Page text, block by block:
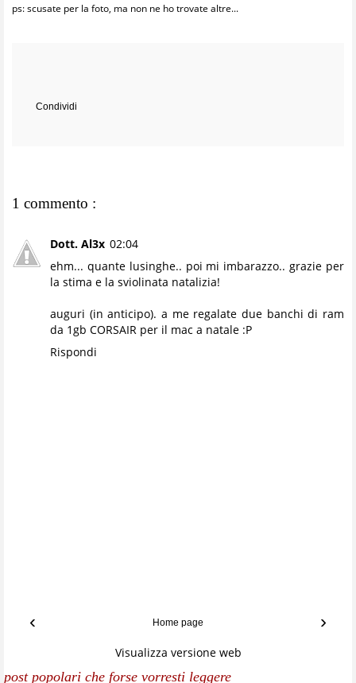
ps: scusate per la foto, ma non ne ho trovate altre...
Condividi
1 commento :
Dott. Al3x 02:04
ehm... quante lusinghe.. poi mi imbarazzo.. grazie per
la stima e la sviolinata natalizia!
auguri (in anticipo). a me regalate due banchi di ram
da 1gb CORSAIR per il mac a natale :P
Rispondi
‹ ›
Home page
Visualizza versione web
post popolari che forse vorresti leggere